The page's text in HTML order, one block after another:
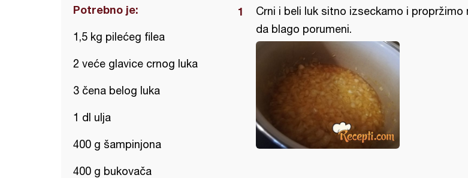
Potrebno je:
1,5 kg pilećeg filea
2 veće glavice crnog luka
3 čena belog luka
1 dl ulja
400 g šampinjona
400 g bukovača
Crni i beli luk sitno izseckamo i propržimo
da blago porumeni.